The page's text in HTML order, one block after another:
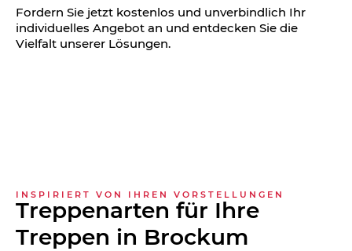
Fordern Sie jetzt kostenlos und unverbindlich Ihr
individuelles Angebot an und entdecken Sie die
Vielfalt unserer Lösungen.
INSPIRIERT VON IHREN VORSTELLUNGEN
Treppenarten für Ihre
Treppen in Brockum